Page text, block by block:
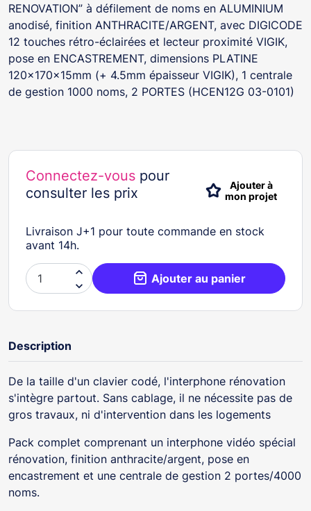
RENOVATION” à défilement de noms en ALUMINIUM
anodisé, finition ANTHRACITE/ARGENT, avec DIGICODE
12 touches rétro-éclairées et lecteur proximité VIGIK,
pose en ENCASTREMENT, dimensions PLATINE
120x170x15mm (+ 4.5mm épaisseur VIGIK), 1 centrale
de gestion 1000 noms, 2 PORTES (HCEN12G 03-0101)
Connectez-vous pour
consulter les prix
Ajouter à
mon projet
Livraison J+1 pour toute commande en stock
avant 14h.

 Ajouter au panier
Description
De la taille d'un clavier codé, l'interphone rénovation
s'intègre partout. Sans cablage, il ne nécessite pas de
gros travaux, ni d'intervention dans les logements
Pack complet comprenant un interphone vidéo spécial
rénovation, finition anthracite/argent, pose en
encastrement et une centrale de gestion 2 portes/4000
noms.